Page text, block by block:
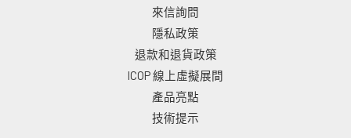
來信詢問
隱私政策
退款和退貨政策
ICOP 線上虛擬展間
產品亮點
技術提示